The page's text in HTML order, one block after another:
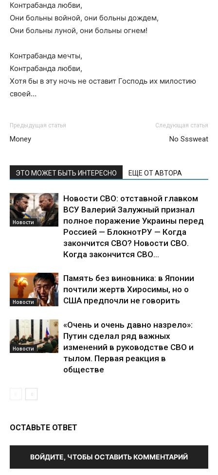
Контрабанда любви,
Они больны войной, они больны дождем,
Они больны луной, они больны огнем!
Контрабанда мечты,
Контрабанда любви,
Хотя бы в эту ночь не оставит Господь их милостию
своей…
Предыдущая статья
Money
Следующая статья
No Sssweat
ЭТО МОЖЕТ БЫТЬ ИНТЕРЕСНО ЕЩЕ ОТ АВТОРА
Новости
Новости СВО: отставной главком
ВСУ Валерий Залужный признал
полное поражение Украины перед
Россией — БлокнотРУ — Когда
закончится СВО? Новости СВО.
Когда закончится СВО...
Новости
Память без виновника: в Японии
почтили жертв Хиросимы, но о
США предпочли не говорить
Новости
«Очень и очень давно назрело»:
Путин сделал ряд важных
изменений в руководстве СВО и
тылом. Первая реакция в
обществе
ОСТАВЬТЕ ОТВЕТ
ВОЙДИТЕ, ЧТОБЫ ОСТАВИТЬ КОММЕНТАРИЙ